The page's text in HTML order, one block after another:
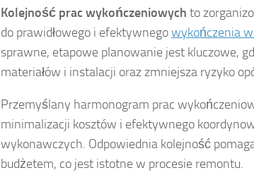
Kolejność prac wykończeniowych to
do prawidłowego i efektywnegowykończenia
sprawne, etapowe planowanie jest kluczowe,
materiałów i instalacji oraz zmniejsza ryzyko
Przemyślany harmonogram prac
minimalizacji kosztów i efektywnego
wykonawczych. Odpowiednia kolejność
budżetem, co jest istotne w procesie remontu.